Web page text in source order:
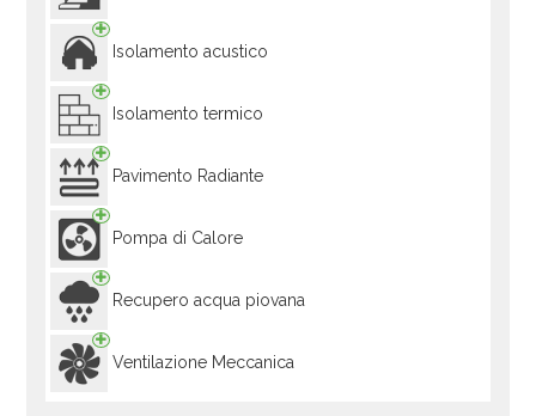
Isolamento acustico
Isolamento termico
Pavimento Radiante
Pompa di Calore
Recupero acqua piovana
Ventilazione Meccanica